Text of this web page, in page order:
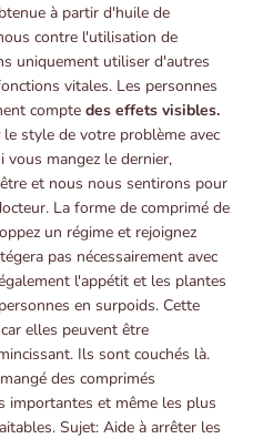
à partir d'huile de
contre l'utilisation de
uniquement utiliser d'autres
vitales. Les personnes
compte des effets visibles.
le style de votre problème avec
vous mangez le dernier,
et nous nous sentirons pour
La forme de comprimé de
un régime et rejoignez
pas nécessairement avec
l'appétit et les plantes
en surpoids. Cette
elles peuvent être
Ils sont couchés là.
des comprimés
importantes et même les plus
Sujet: Aide à arrêter les